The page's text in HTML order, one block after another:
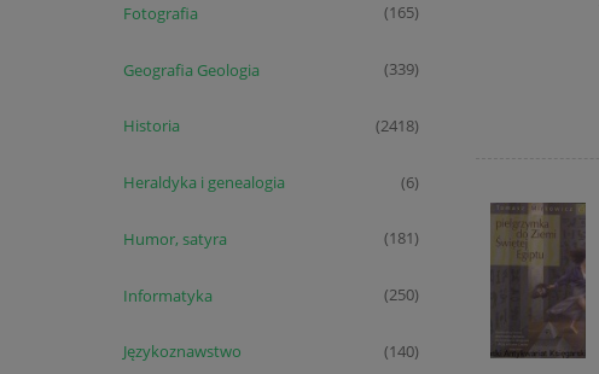
Fotografia (165)
Geografia Geologia (339)
Historia (2418)
Heraldyka i genealogia (6)
Humor, satyra (181)
Informatyka (250)
Językoznawstwo (140)